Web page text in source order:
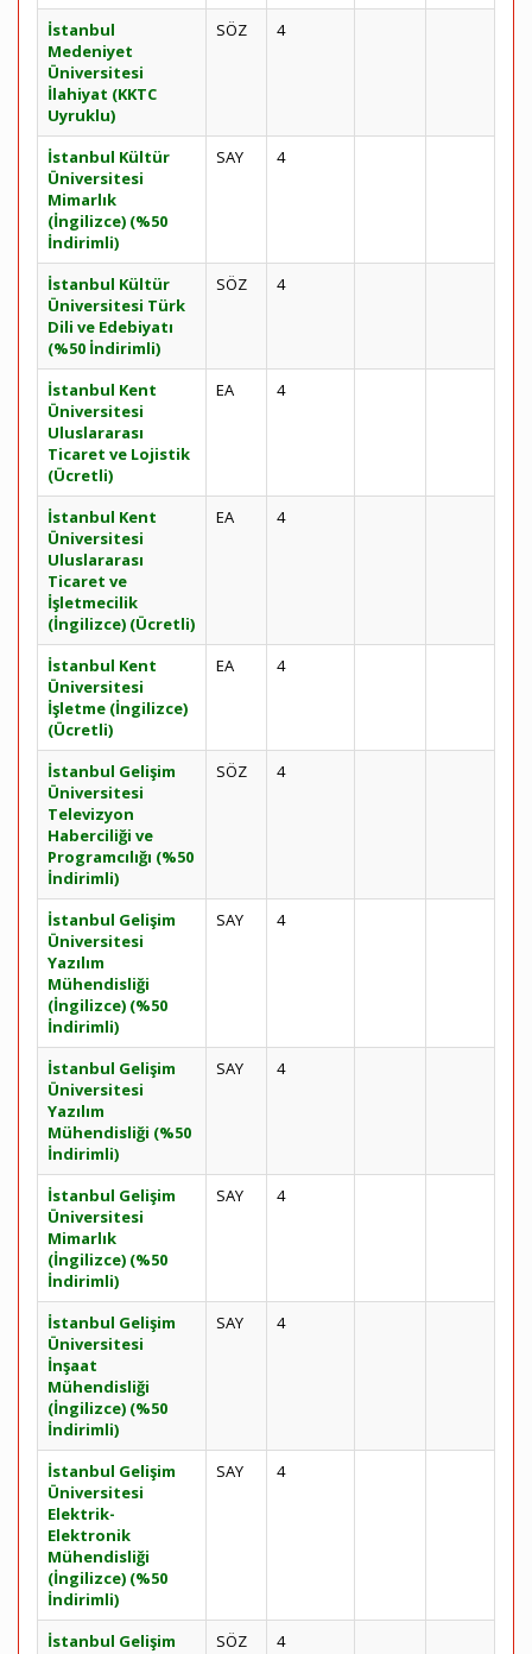
İstanbul
Medeniyet
Üniversitesi
İlahiyat (KKTC
Uyruklu)
SÖZ 4
İstanbul Kültür
Üniversitesi
Mimarlık
(İngilizce) (%50
İndirimli)
SAY 4
İstanbul Kültür
Üniversitesi Türk
Dili ve Edebiyatı
(%50 İndirimli)
SÖZ 4
İstanbul Kent
Üniversitesi
Uluslararası
Ticaret ve Lojistik
(Ücretli)
EA 4
İstanbul Kent
Üniversitesi
Uluslararası
Ticaret ve
İşletmecilik
(İngilizce) (Ücretli)
EA 4
İstanbul Kent
Üniversitesi
İşletme (İngilizce)
(Ücretli)
EA 4
İstanbul Gelişim
Üniversitesi
Televizyon
Haberciliği ve
Programcılığı (%50
İndirimli)
SÖZ 4
İstanbul Gelişim
Üniversitesi
Yazılım
Mühendisliği
(İngilizce) (%50
İndirimli)
SAY 4
İstanbul Gelişim
Üniversitesi
Yazılım
Mühendisliği (%50
İndirimli)
SAY 4
İstanbul Gelişim
Üniversitesi
Mimarlık
(İngilizce) (%50
İndirimli)
SAY 4
İstanbul Gelişim
Üniversitesi
İnşaat
Mühendisliği
(İngilizce) (%50
İndirimli)
SAY 4
İstanbul Gelişim
Üniversitesi
Elektrik-
Elektronik
Mühendisliği
(İngilizce) (%50
İndirimli)
SAY 4
İstanbul Gelişim
SÖZ 4